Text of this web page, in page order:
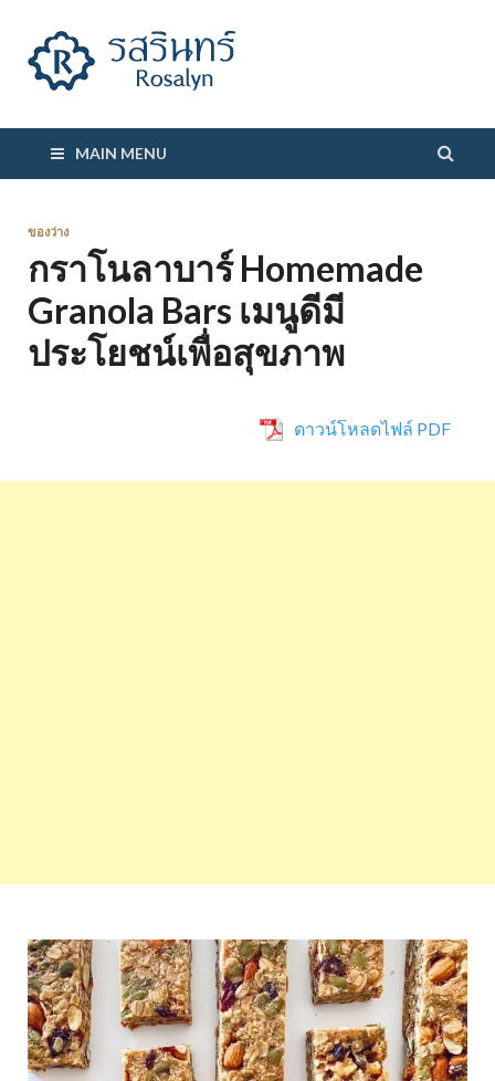
MAIN MENU
ของว่าง
กราโนลาบาร์ Homemade
Granola Bars เมนูดีมี
ประโยชน์เพื่อสุขภาพ
ดาวน์โหลดไฟล์ PDF